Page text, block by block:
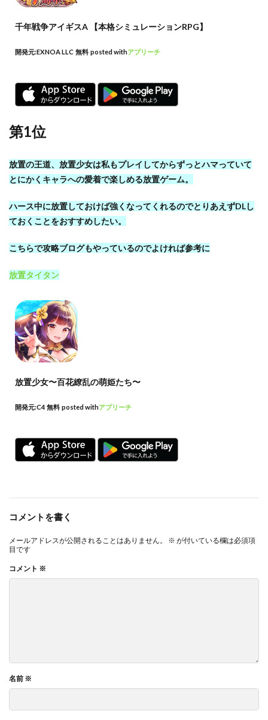
千年戦争アイギスA 【本格シミュレーションRPG】
開発元:EXNOA LLC 無料 posted withアプリーチ
第1位
放置の王道、放置少女は私もプレイしてからずっとハマっていて
とにかくキャラへの愛着で楽しめる放置ゲーム。
ハース中に放置しておけば強くなってくれるのでとりあえずDLし
ておくことをおすすめしたい。
こちらで攻略ブログもやっているのでよければ参考に
放置タイタン
放置少女〜百花繚乱の萌姫たち〜
開発元:C4 無料 posted withアプリーチ
コメントを書く
メールアドレスが公開されることはありません。 ※ が付いている欄は必須項
目です
コメント ※
名前 ※